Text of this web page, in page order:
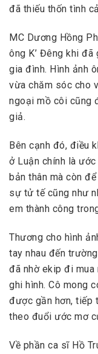
đã thiếu thốn tình
MC Dương Hồng
ông K’ Đêng khi
gia đình. Hình ảnh
vừa chăm sóc cho
ngoại mồ côi cũng
giả.
Bên cạnh đó, điều
ở Luận chính là
bản thân mà còn
sự tử tế cũng như
em thành công
Thương cho hình
tay nhau đến
đã nhờ ekip đi
ghi hình. Cô mong
được gần hơn, tiếp
theo đuổi ước mơ
Về phần ca sĩ Hồ